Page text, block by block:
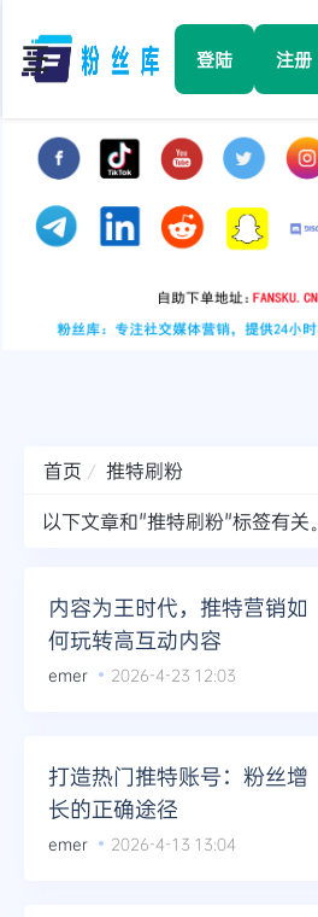
☰ 登陆 注册
首页
推特刷粉
以下文章和"推特刷粉"标签有关。
内容为王时代，推特营销如
何玩转高互动内容
emer 2026-4-23 12:03
打造热门推特账号：粉丝增
长的正确途径
emer 2026-4-13 13:04